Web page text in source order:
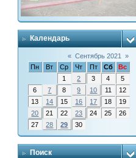
Календарь
« Сентябрь 2021
»
Пн
Вт Ср Чт Пт Сб
Вс
1
2 3 4
5
6
7 8 9 10 11
12
13
14 15 16 17 18
19
20
21 22 23 24 25
26
27
28 29 30
Поиск